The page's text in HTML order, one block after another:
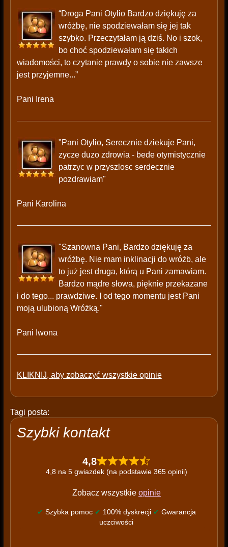
“Droga Pani Otylio Bardzo dziękuję za
wróżbę, nie spodziewałam się jej tak
szybko. Przeczytałam ją dziś. No i szok,
bo choć spodziewałam się takich
wiadomości, to czytanie prawdy o sobie nie zawsze
jest przyjemne...”
Pani Irena
"Pani Otylio, Serecznie dziekuje Pani,
zycze duzo zdrowia - bede otymistycznie
patrzyc w przyszlosc serdecznie
pozdrawiam"
Pani Karolina
"Szanowna Pani, Bardzo dziękuję za
wróżbę. Nie mam inklinacji do wróżb, ale
to już jest druga, którą u Pani zamawiam.
Bardzo mądre słowa, pięknie przekazane
i do tego... prawdziwe. I od tego momentu jest Pani
moją ulubioną Wróżką."
Pani Iwona
KLIKNIJ, aby zobaczyć wszystkie opinie
Tagi posta:
Szybki kontakt
4,8
4,8 na 5 gwiazdek (na podstawie 365 opinii)
Zobacz wszystkie opinie
✔ Szybka pomoc ✔ 100% dyskrecji ✔ Gwarancja
uczciwości